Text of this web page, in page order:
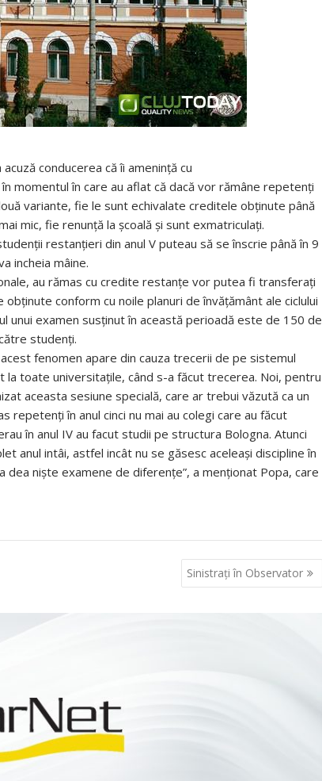
conducerea că îi amenință cu
momentul în care au aflat că dacă vor rămâne repetenți
variante, fie le sunt echivalate creditele obținute până
mic, fie renunță la școală și sunt exmatriculați.
restanțieri din anul V puteau să se înscrie până în 9
incheia mâine.
au rămas cu credite restanțe vor putea fi transferați
conform cu noile planuri de învățământ ale ciclului
unui examen susținut în această perioadă este de 150 de
studenți.
fenomen apare din cauza trecerii de pe sistemul
toate universitațile, când s-a făcut trecerea. Noi, pentru
aceasta sesiune specială, care ar trebui văzută ca un
repetenți în anul cinci nu mai au colegi care au făcut
în anul IV au facut studii pe structura Bologna. Atunci
anul intâi, astfel incât nu se găsesc aceleași discipline în
niște examene de diferențe”, a menționat Popa, care
Sinistraţi în Observator